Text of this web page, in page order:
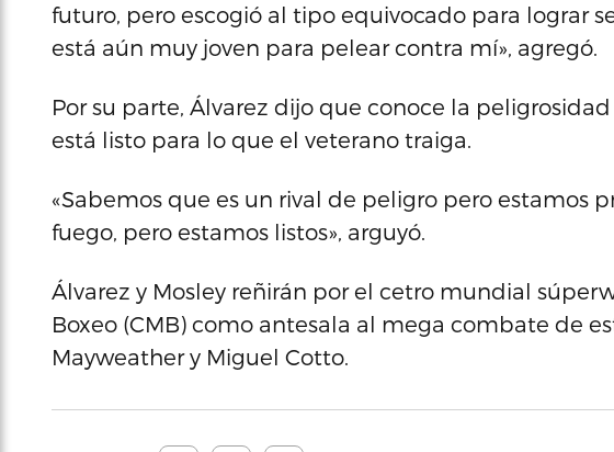
futuro, pero escogió al tipo equivocado para lograr
está aún muy joven para pelear contra mí», agregó.
Por su parte, Álvarez dijo que conoce la
está listo para lo que el veterano traiga.
«Sabemos que es un rival de peligro pero estamos
fuego, pero estamos listos», arguyó.
Álvarez y Mosley reñirán por el cetro mundial
Boxeo (CMB) como antesala al mega combate de
Mayweather y Miguel Cotto.